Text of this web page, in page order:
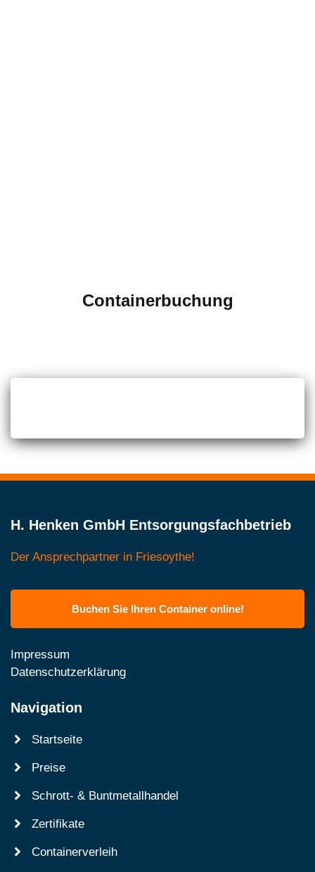
Containerbuchung
H. Henken GmbH Entsorgungsfachbetrieb
Der Ansprechpartner in Friesoythe!
Buchen Sie Ihren Container online!
Impressum
Datenschutzerklärung
Navigation
Startseite
Preise
Schrott- & Buntmetallhandel
Zertifikate
Containerverleih